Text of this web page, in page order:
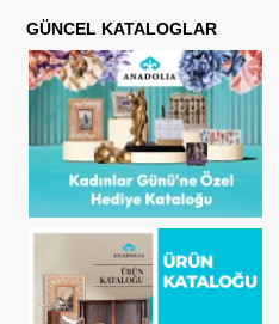
GÜNCEL KATALOGLAR